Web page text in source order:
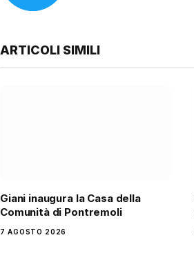
ARTICOLI SIMILI
Giani inaugura la Casa della
Comunità di Pontremoli
7 AGOSTO 2026